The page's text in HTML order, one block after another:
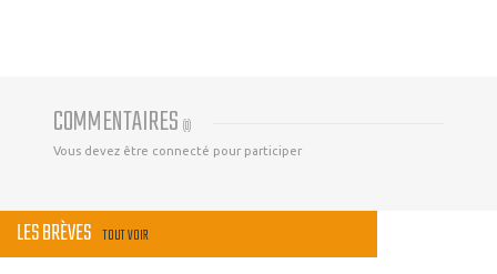
COMMENTAIRES (0)
Vous devez être connecté pour participer
LES BRÈVES TOUT VOIR